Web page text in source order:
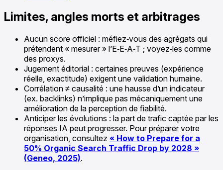
Limites, angles morts et arbitrages
Aucun score officiel : méfiez‑vous des agrégats qui
prétendent « mesurer » l’E‑E‑A‑T ; voyez‑les comme
des proxys.
Jugement éditorial : certaines preuves (expérience
réelle, exactitude) exigent une validation humaine.
Corrélation ≠ causalité : une hausse d’un indicateur
(ex. backlinks) n’implique pas mécaniquement une
amélioration de la perception de fiabilité.
Anticiper les évolutions : la part de trafic captée par les
réponses IA peut progresser. Pour préparer votre
organisation, consultez « How to Prepare for a
50% Organic Search Traffic Drop by 2028 »
(Geneo, 2025).